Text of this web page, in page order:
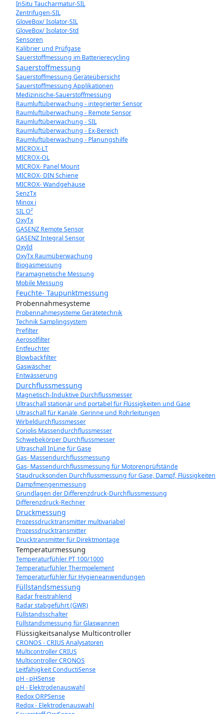
InSitu Taucharmatur-SIL
Zentrifugen-SIL
GloveBox/ Isolator-SIL
GloveBox/ Isolator-Std
Sensoren
Kalibrier und Prüfgase
Sauerstoffmessung im Batterierecycling
Sauerstoffmessung
Sauerstoffmessung Geräteübersicht
Sauerstoffmessung Applikationen
Medizinische-Sauerstoffmessung
Raumluftüberwachung - integrierter Sensor
Raumluftüberwachung - Remote Sensor
Raumluftüberwachung - SIL
Raumluftüberwachung - Ex-Bereich
Raumluftüberwachung - Planungshilfe
MICROX-LT
MICROX-OL
MICROX- Panel Mount
MICROX- DIN Schiene
MICROX- Wandgehäuse
SenzTx
Minox i
SIL O²
OxyTx
GASENZ Remote Sensor
GASENZ Integral Sensor
OxyId
OxyTx Raumüberwachung
Biogasmessung
Paramagnetische Messung
Mobile Messung
Feuchte- Taupunktmessung
Probennahmesysteme
Probennahmesysteme Gerätetechnik
Technik Samplingsystem
Prefilter
Aerosolfilter
Entfeuchter
Blowbackfilter
Gaswäscher
Entwässerung
Durchflussmessung
Magnetisch-Induktive Durchflussmesser
Ultraschall stationär und portabel für Flüssigkeiten und Gase
Ultraschall für Kanäle, Gerinne und Rohrleitungen
Wirbeldurchflussmesser
Coriolis Massendurchflussmesser
Schwebekörper Durchflussmesser
Ultraschall InLine für Gase
Gas- Massendurchflussmessung
Gas- Massendurchflussmessung für Motorenprüfstände
Staudrucksonden Durchflussmessung für Gase, Dampf, Flüssigkeiten
Dampfmengenmessung
Grundlagen der Differenzdruck-Durchflussmessung
Differenzdruck-Rechner
Druckmessung
Prozessdrucktransmitter multivariabel
Prozessdrucktransmitter
Drucktransmitter für Direktmontage
Temperaturmessung
Temperaturfühler PT 100/1000
Temperaturfühler Thermoelement
Temperaturfühler für Hygieneanwendungen
Füllstandsmessung
Radar freistrahlend
Radar stabgeführt (GWR)
Füllstandsschalter
Füllstandsmessung für Glaswannen
Flüssigkeitsanalyse Multicontroller
CRONOS - CRIUS Analysatoren
Multicontroller CRIUS
Multicontroller CRONOS
Leitfähigkeit ConductiSense
pH - pHSense
pH - Elektrodenauswahl
Redox ORPSense
Redox - Elektrodenauswahl